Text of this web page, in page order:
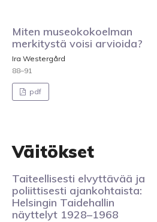
Miten museokokoelman
merkitystä voisi arvioida?
Ira Westergård
88–91
pdf
Väitökset
Taiteellisesti elvyttävää ja
poliittisesti ajankohtaista:
Helsingin Taidehallin
näyttelyt 1928–1968